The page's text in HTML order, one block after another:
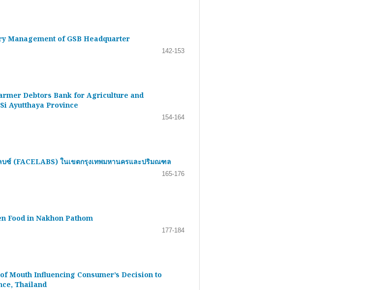
Management of GSB Headquarter
142-153
Debtors Bank for Agriculture and
Ayutthaya Province
154-164
(FACELABS) ในเขตกรุงเทพมหานครและปริมณฑล
165-176
Food in Nakhon Pathom
177-184
Mouth Influencing Consumer’s Decision to
Thailand